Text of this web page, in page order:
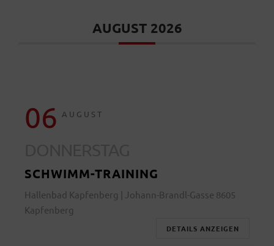
AUGUST 2026
06 AUGUST
SCHWIMM-TRAINING
Hallenbad Kapfenberg | Johann-Brandl-Gasse 8605
Kapfenberg
DETAILS ANZEIGEN